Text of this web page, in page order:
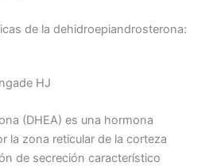
de la dehidroepiandrosterona:
HJ
(DHEA) es una hormona
la zona reticular de la corteza
de secreción característico